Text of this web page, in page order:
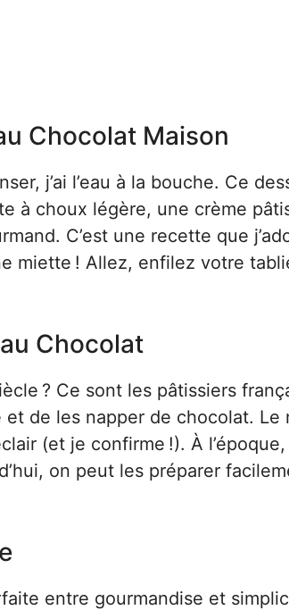
Chocolat Maison
j’ai l’eau à la bouche. Ce
à choux légère, une crème
C’est une recette que
miette ! Allez, enfilez votre
Chocolat
? Ce sont les pâtissiers
de les napper de chocolat. Le
(et je confirme !). À
on peut les préparer
entre gourmandise et